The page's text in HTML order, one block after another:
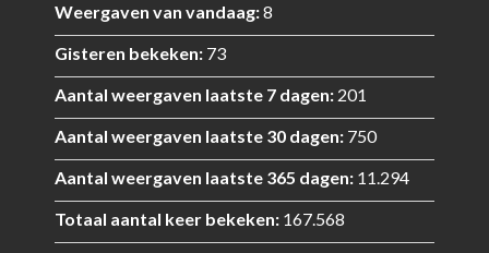
Weergaven van vandaag:8
Gisteren bekeken: 73
Aantal weergaven laatste 7 dagen: 201
Aantal weergaven laatste 30 dagen: 750
Aantal weergaven laatste 365 dagen: 11.294
Totaal aantal keer bekeken: 167.568